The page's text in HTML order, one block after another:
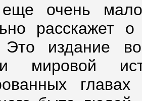
очень
издание
мировой